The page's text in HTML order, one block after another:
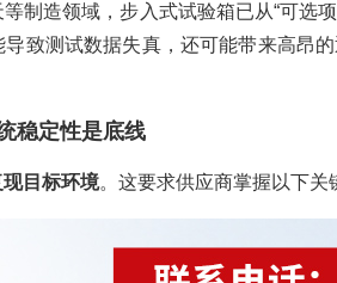
制造领域，步入式试验箱已从“可选
致测试数据失真，还可能带来高昂
稳定性是底线
目标环境。这要求供应商掌握以下关